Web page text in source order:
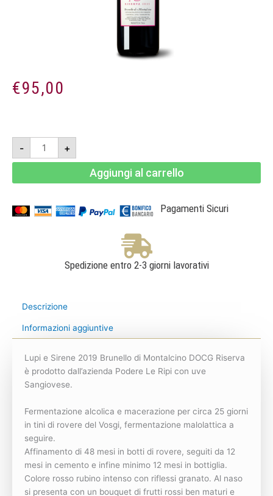
€95,00
-
Lupi
Sirene
2019
DOCG
Riserva
+
Aggiungi al carrello
Pagamenti Sicuri
Spedizione entro 2-3 giorni lavorativi
Descrizione
Informazioni aggiuntive
Lupi e Sirene 2019 Brunello di Montalcino DOCG Riserva
è prodotto dall’azienda Podere Le Ripi con uve
Sangiovese.
Fermentazione alcolica e macerazione per circa 25 giorni
in tini di rovere del Vosgi, fermentazione malolattica a
seguire.
Affinamento di 48 mesi in botti di rovere, seguiti da 12
mesi in cemento e infine minimo 12 mesi in bottiglia.
Colore rosso rubino intenso con riflessi granato. Al naso
si presenta con un bouquet di frutti rossi ben maturi e